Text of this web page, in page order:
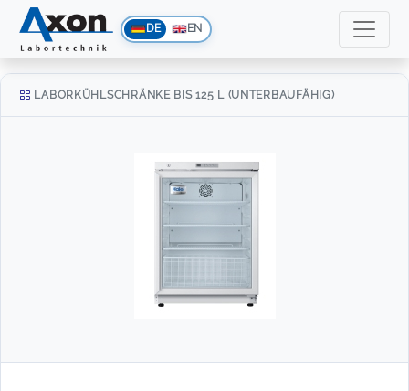
DE EN
LABORKÜHLSCHRÄNKE BIS 125 L (UNTERBAUFÄHIG)